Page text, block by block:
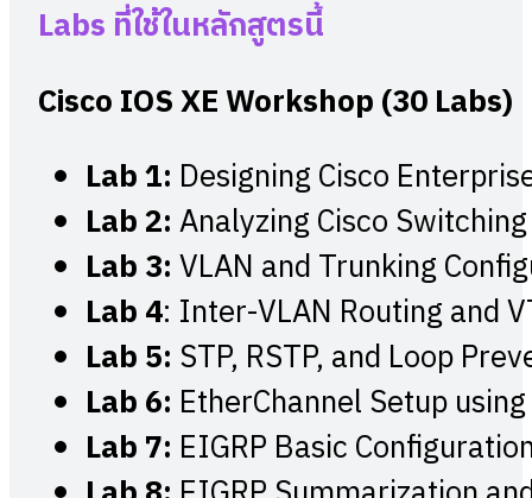
Labs ที่ใช้ในหลักสูตรนี้
Cisco IOS XE Workshop (30 Labs)
Lab 1: Designing Cisco
Lab 2:Analyzing Cisco
Lab 3:VLAN and Trunking
Lab 4: Inter-VLAN Routing and
Lab 5: STP, RSTP, and Loop
Lab 6: EtherChannel Setup using
Lab 7: EIGRP Basic